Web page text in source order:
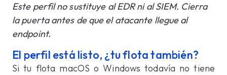
Este perfil no sustituye al EDR ni al SIEM. Cierra
la puerta antes de que el atacante llegue al
endpoint.
El perfil está listo, ¿tu flota también?
Si tu flota macOS o Windows todavía no tiene